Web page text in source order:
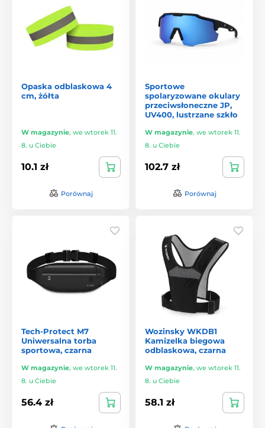
Opaska odblaskowa 4
cm, żółta
W magazynie, we wtorek 11.
8. u Ciebie
10.1 zł
Porównaj
Sportowe
spolaryzowane okulary
przeciwsłoneczne JP,
UV400, lustrzane szkło
W magazynie, we wtorek 11.
8. u Ciebie
102.7 zł
Porównaj
Tech-Protect M7
Uniwersalna torba
sportowa, czarna
W magazynie, we wtorek 11.
8. u Ciebie
56.4 zł
Wozinsky WKDB1
Kamizelka biegowa
odblaskowa, czarna
W magazynie, we wtorek 11.
8. u Ciebie
58.1 zł